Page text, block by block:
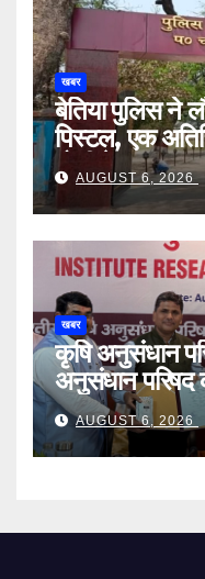
खबर
बेतिया पुलिस ने
पिस्टल, एक
गोली के साथ एक
AUGUST 6, 2026
खबर
कृषि अनुसंधान
अनुसंधान परिषद
AUGUST 6, 2026